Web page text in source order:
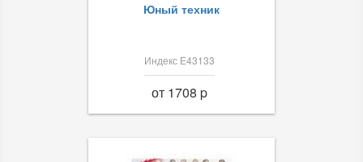
Юный техник
Индекс Е43133
от 1708 p